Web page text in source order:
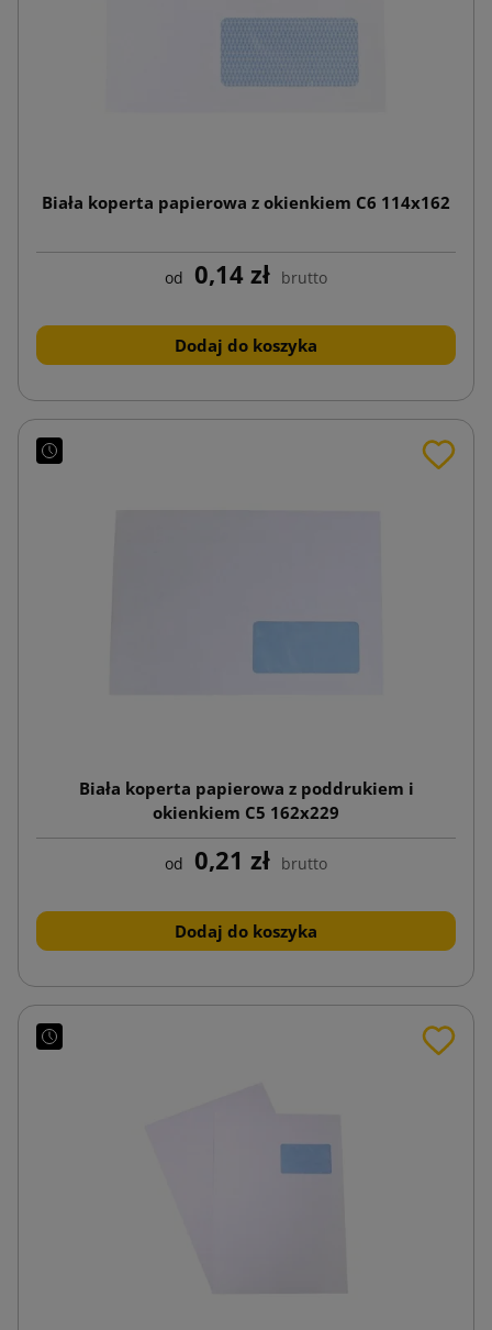
Biała koperta papierowa z okienkiem C6 114x162
od 0,14 zł brutto
Dodaj do koszyka
Biała koperta papierowa z poddrukiem i
okienkiem C5 162x229
od 0,21 zł brutto
Dodaj do koszyka